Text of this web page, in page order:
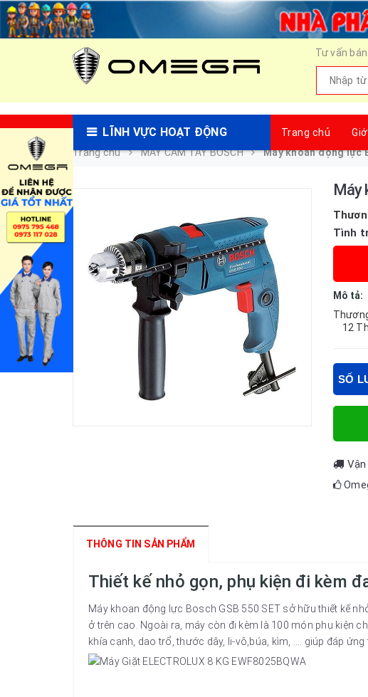
Tư vấn
LĨNH VỰC HOẠT ĐỘNG Trang chủ
Trang chủ
MÁY CẦM TAY BOSCH Máy khoan động lực
Máy
Tình
Mô tả:
12
SỐ
THÔNG TIN SẢN PHẨM
Thiết kế nhỏ gọn, phụ kiện đi kèm
Máy khoan động lực Bosch GSB 550 SET sở hữu thiết kế
ở trên cao. Ngoài ra, máy còn đi kèm là 100 món phụ kiện
khía cạnh, dao trổ, thước dây, li-vô,búa, kìm, …. giúp đáp